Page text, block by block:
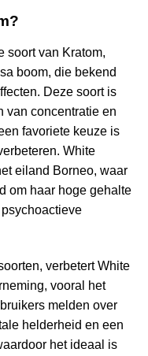
soort van Kratom,
boom, die bekend
Deze soort is
van concentratie en
favoriete keuze is
White
eiland Borneo, waar
om haar hoge gehalte
verbetert White
vooral het
melden over
helderheid en een
het ideaal is